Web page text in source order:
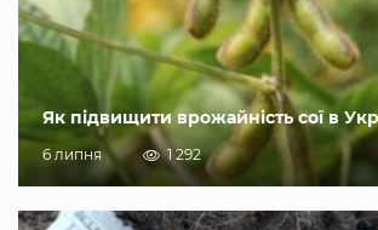
Як підвищити врожайність сої в
6 липня 1 292